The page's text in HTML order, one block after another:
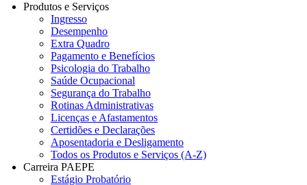
Produtos e Serviços
Ingresso
Desempenho
Extra Quadro
Pagamento e Benefícios
Psicologia do Trabalho
Saúde Ocupacional
Segurança do Trabalho
Rotinas Administrativas
Licenças e Afastamentos
Certidões e Declarações
Aposentadoria e Desligamento
Todos os Produtos e Serviços (A-Z)
Carreira PAEPE
Estágio Probatório